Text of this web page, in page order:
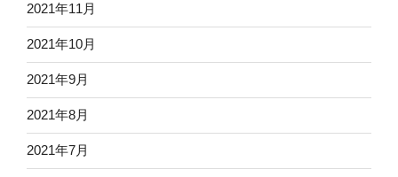
2021年11月
2021年10月
2021年9月
2021年8月
2021年7月